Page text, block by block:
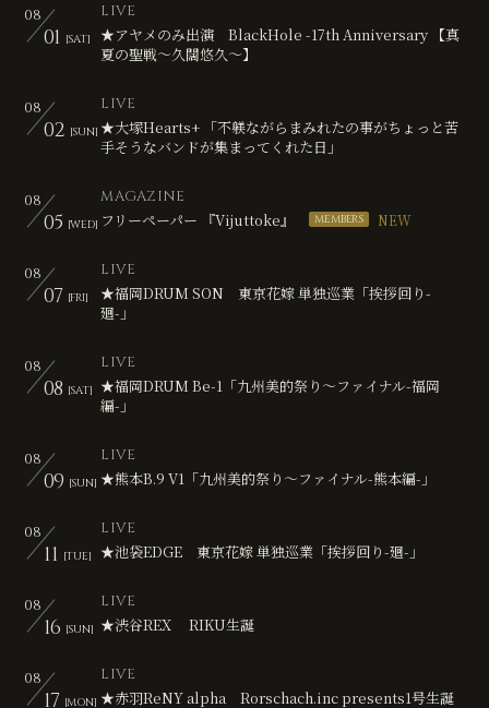
無料会員登録 ログイン
08
01 [SAT]
LIVE
★アヤメのみ出演 BlackHole -17th Anniversary 【真
夏の聖戦～久闊悠久～】
08
02 [SUN]
LIVE
★大塚Hearts+ 「不躾ながらまみれたの事がちょっと苦
手そうなバンドが集まってくれた日」
08
05 [WED]
MAGAZINE
フリーペーパー 『Vijuttoke』
08
07 [FRI]
LIVE
★福岡DRUM SON 東京花嫁 単独巡業「挨拶回り-
廻-」
08
08 [SAT]
LIVE
★福岡DRUM Be-1「九州美的祭り～ファイナル-福岡
編-」
08
09 [SUN]
LIVE
★熊本B.9 V1「九州美的祭り～ファイナル-熊本編-」
08
11 [TUE]
LIVE
★池袋EDGE 東京花嫁 単独巡業「挨拶回り-廻-」
08
16 [SUN]
LIVE
★渋谷REX RIKU生誕
08
17 [MON]
LIVE
★赤羽ReNY alpha Rorschach.inc presents1号生誕